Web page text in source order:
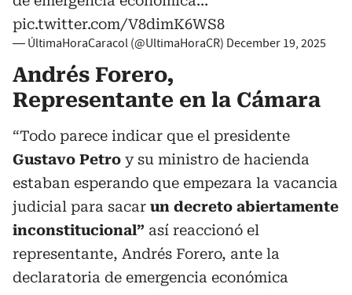
pic.twitter.com/V8dimK6WS8
— ÚltimaHoraCaracol (@UltimaHoraCR) December 19, 2025
Andrés Forero,
Representante en la Cámara
“Todo parece indicar que el presidente
Gustavo Petro y su ministro de hacienda
estaban esperando que empezara la vacancia
judicial para sacar un decreto abiertamente
inconstitucional” así reaccionó el
representante, Andrés Forero, ante la
declaratoria de emergencia económica